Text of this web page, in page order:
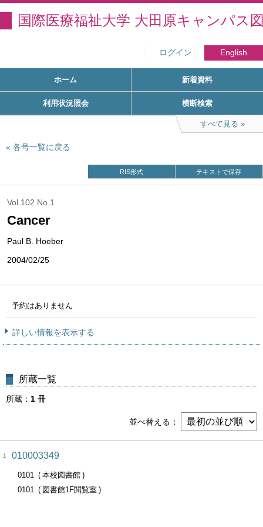
国際医療福祉大学 大田原キャンパス
ログイン English
ホーム 新着資料
利用状況照会 横断検索
すべて見る
各号一覧に戻る
RIS形式 テキストで保存
Vol.102 No.1
Cancer
Paul B. Hoeber
2004/02/25
予約はありません
詳しい情報を表示する
所蔵一覧
所蔵 1 冊
並べ替える
1 010003349
0101
本校図書館
0101
図書館1F閲覧室